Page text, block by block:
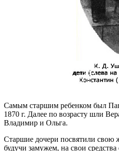
Самым старшим ребенком был
1870 г. Далее по возрасту шли
Владимир и Ольга.
Старшие дочери посвятили свою
будучи замужем, на свои